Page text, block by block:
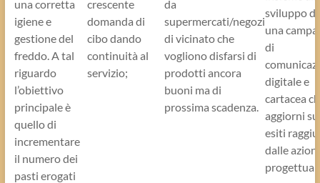
una corretta
igiene e
gestione del
freddo. A tal
riguardo
l’obiettivo
principale è
quello di
incrementare
il numero dei
pasti erogati
crescente
domanda di
cibo dando
continuità al
servizio;
da
supermercati/negozi
di vicinato che
vogliono disfarsi di
prodotti ancora
buoni ma di
prossima scadenza.
sviluppo di
una
di
digitale e
cartacea
aggiorni
esiti
dalle azioni